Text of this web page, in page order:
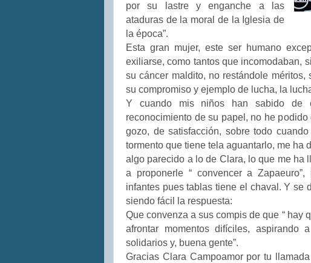
por su lastre y enganche a las
ataduras de la moral de la Iglesia de
la época”.
Esta gran mujer, este ser humano
exiliarse, como tantos que incomodaban,
su cáncer maldito, no restándole
su compromiso y ejemplo de lucha, la
Y cuando mis niños han sabido de
reconocimiento de su papel, no he
gozo, de satisfacción, sobre todo
tormento que tiene tela aguantarlo, me ha
algo parecido a lo de Clara, lo que me ha
a proponerle “ convencer a
infantes pues tablas tiene el chaval. Y se
siendo fácil la respuesta:
Que convenza a sus compis de que “ hay
afrontar momentos difíciles, aspirando
solidarios y, buena gente”.
Gracias Clara Campoamor por tu